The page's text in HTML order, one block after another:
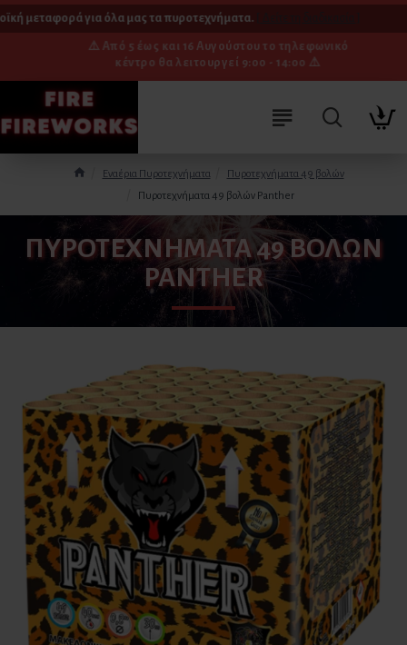
για όλα μας τα πυροτεχνήματα.[ Δείτε τη διαδικασία ]
⚠️ Από 5 έως και 16 Αυγούστου το τηλεφωνικό
κέντρο θα λειτουργεί 9:00 - 14:00 ⚠️
Εναέρια Πυροτεχνήματα
Πυροτεχνήματα 49 βολών
Πυροτεχνήματα 49 βολών Panther
ΠΥΡΟΤΕΧΝΉΜΑΤΑ 49 ΒΟΛΏΝ
PANTHER